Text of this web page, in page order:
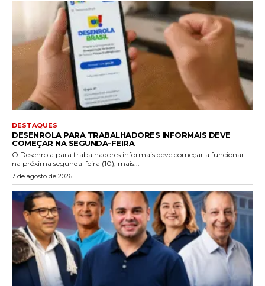
DESTAQUES
DESENROLA PARA TRABALHADORES INFORMAIS DEVE
COMEÇAR NA SEGUNDA-FEIRA
O Desenrola para trabalhadores informais deve começar a funcionar
na próxima segunda-feira (10), mais...
7 de agosto de 2026